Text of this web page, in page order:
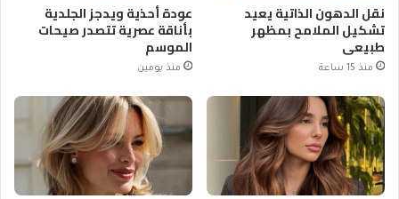
نقل الدهون الذاتية يعيد
تشكيل الملامح بمظهر
طبيعي
منذ 15 ساعة
عودة أحذية ويدجز الجلدية
بأناقة عصرية تتصدر صيحات
الموسم
منذ يومين